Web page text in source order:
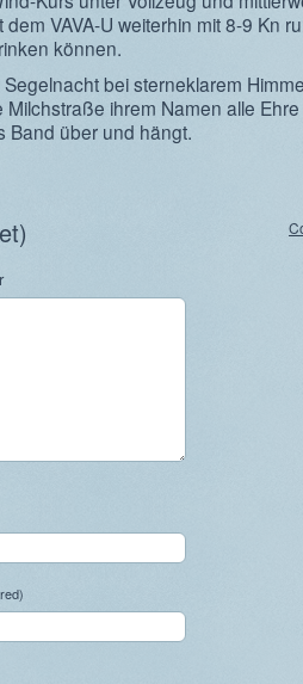
VAVA-U weiterhin mit 8-9 Kn
können.
bei sterneklarem
ihrem Namen alle
Band über und hängt.